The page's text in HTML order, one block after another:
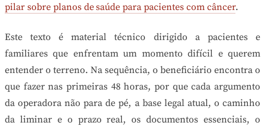
pilar sobre planos de saúde para pacientes com câncer.
Este texto é material técnico dirigido a pacientes e
familiares que enfrentam um momento difícil e querem
entender o terreno. Na sequência, o beneficiário encontra o
que fazer nas primeiras 48 horas, por que cada argumento
da operadora não para de pé, a base legal atual, o caminho
da liminar e o prazo real, os documentos essenciais, o